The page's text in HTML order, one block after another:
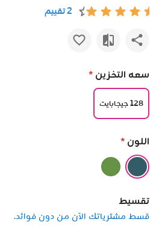
2 تقييم
سعه التخزين *
128 جيجابايت
اللون *
تقسيط
قسط مشترياتك الآن من دون فوائد.